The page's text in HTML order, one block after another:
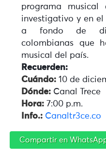
programa
investigativo y en el
a fondo de
colombianas que
musical del país.
Recuerden:
Cuándo: 10 de
Dónde: Canal Trece
Hora: 7:00 p.m.
Info.: Canaltr3ce.co
Compartir en